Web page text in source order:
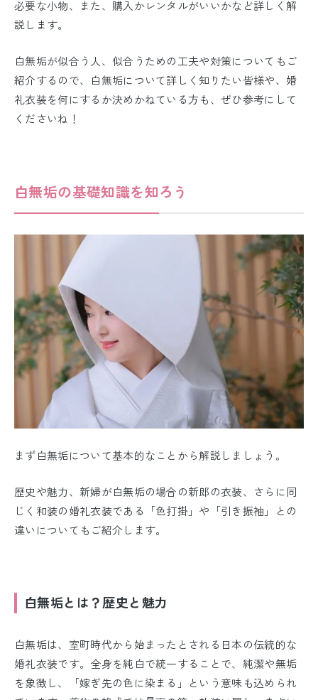
必要な小物、また、購入かレンタルがいいかなど詳しく解
説します。
白無垢が似合う人、似合うための工夫や対策についてもご
紹介するので、白無垢について詳しく知りたい皆様や、婚
礼衣装を何にするか決めかねている方も、ぜひ参考にして
くださいね！
白無垢の基礎知識を知ろう
まず白無垢について基本的なことから解説しましょう。
歴史や魅力、新婦が白無垢の場合の新郎の衣装、さらに同
じく和装の婚礼衣装である「色打掛」や「引き振袖」との
違いについてもご紹介します。
白無垢とは？歴史と魅力
白無垢は、室町時代から始まったとされる日本の伝統的な
婚礼衣装です。全身を純白で統一することで、純潔や無垢
を象徴し、「嫁ぎ先の色に染まる」という意味も込められ